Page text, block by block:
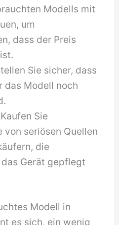
Modells mit
um
dass der Preis
Sie sicher, dass
das Modell noch
Sie
von seriösen Quellen
die
Gerät gepflegt
Modell in
es sich, ein wenig